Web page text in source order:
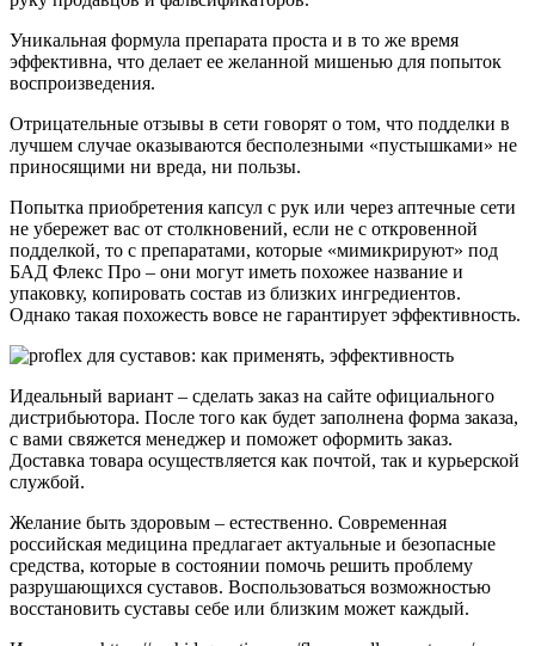
Уникальная формула препарата проста и в то же время
эффективна, что делает ее желанной мишенью для попыток
воспроизведения.
Отрицательные отзывы в сети говорят о том, что подделки в
лучшем случае оказываются бесполезными «пустышками» не
приносящими ни вреда, ни пользы.
Попытка приобретения капсул с рук или через аптечные сети
не убережет вас от столкновений, если не с откровенной
подделкой, то с препаратами, которые «мимикрируют» под
БАД Флекс Про – они могут иметь похожее название и
упаковку, копировать состав из близких ингредиентов.
Однако такая похожесть вовсе не гарантирует эффективность.
Идеальный вариант – сделать заказ на сайте официального
дистрибьютора. После того как будет заполнена форма заказа,
с вами свяжется менеджер и поможет оформить заказ.
Доставка товара осуществляется как почтой, так и курьерской
службой.
Желание быть здоровым – естественно. Современная
российская медицина предлагает актуальные и безопасные
средства, которые в состоянии помочь решить проблему
разрушающихся суставов. Воспользоваться возможностью
восстановить суставы себе или близким может каждый.